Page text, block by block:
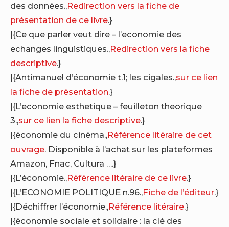
des données.,Redirection vers la fiche de
présentation de ce livre.}
|{Ce que parler veut dire – l’economie des
echanges linguistiques.,Redirection vers la fiche
descriptive.}
|{Antimanuel d’économie t.1; les cigales.,sur ce lien
la fiche de présentation.}
|{L’economie esthetique – feuilleton theorique
3.,sur ce lien la fiche descriptive.}
|{économie du cinéma.,Référence litéraire de cet
ouvrage. Disponible à l’achat sur les plateformes
Amazon, Fnac, Cultura ….}
|{L’économie.,Référence litéraire de ce livre.}
|{L’ECONOMIE POLITIQUE n.96.,Fiche de l’éditeur.}
|{Déchiffrer l’économie.,Référence litéraire.}
|{économie sociale et solidaire : la clé des